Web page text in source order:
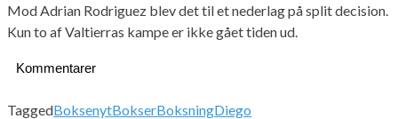
Mod Adrian Rodriguez blev det til et nederlag på split decision.
Kun to af Valtierras kampe er ikke gået tiden ud.
Kommentarer
TaggedBoksenytBokserBoksningDiego